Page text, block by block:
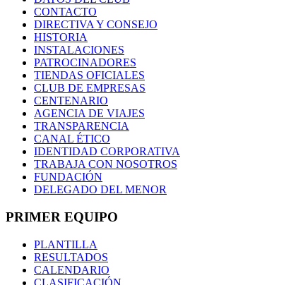
CONTACTO
DIRECTIVA Y CONSEJO
HISTORIA
INSTALACIONES
PATROCINADORES
TIENDAS OFICIALES
CLUB DE EMPRESAS
CENTENARIO
AGENCIA DE VIAJES
TRANSPARENCIA
CANAL ÉTICO
IDENTIDAD CORPORATIVA
TRABAJA CON NOSOTROS
FUNDACIÓN
DELEGADO DEL MENOR
PRIMER EQUIPO
PLANTILLA
RESULTADOS
CALENDARIO
CLASIFICACIÓN